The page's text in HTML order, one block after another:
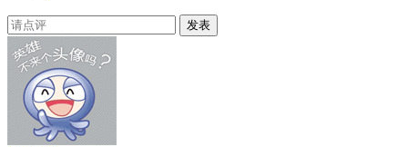
发表